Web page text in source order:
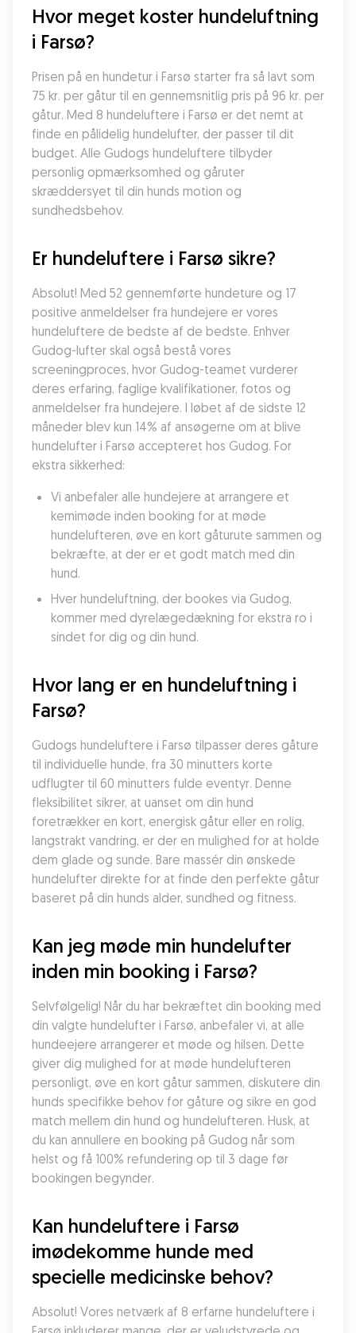
Hvor meget koster hundeluftning
i Farsø?
Prisen på en hundetur i Farsø starter fra så lavt som
75 kr. per gåtur til en gennemsnitlig pris på 96 kr. per
gåtur. Med 8 hundeluftere i Farsø er det nemt at
finde en pålidelig hundelufter, der passer til dit
budget. Alle Gudogs hundeluftere tilbyder
personlig opmærksomhed og gåruter
skræddersyet til din hunds motion og
sundhedsbehov.
Er hundeluftere i Farsø sikre?
Absolut! Med 52 gennemførte hundeture og 17
positive anmeldelser fra hundejere er vores
hundeluftere de bedste af de bedste. Enhver
Gudog-lufter skal også bestå vores
screeningproces, hvor Gudog-teamet vurderer
deres erfaring, faglige kvalifikationer, fotos og
anmeldelser fra hundejere. I løbet af de sidste 12
måneder blev kun 14% af ansøgerne om at blive
hundelufter i Farsø accepteret hos Gudog. For
ekstra sikkerhed:
Vi anbefaler alle hundejere at arrangere et
kemimøde inden booking for at møde
hundelufteren, øve en kort gåturute sammen og
bekræfte, at der er et godt match med din
hund.
Hver hundeluftning, der bookes via Gudog,
kommer med dyrelægedækning for ekstra ro i
sindet for dig og din hund.
Hvor lang er en hundeluftning i
Farsø?
Gudogs hundeluftere i Farsø tilpasser deres gåture
til individuelle hunde, fra 30 minutters korte
udflugter til 60 minutters fulde eventyr. Denne
fleksibilitet sikrer, at uanset om din hund
foretrækker en kort, energisk gåtur eller en rolig,
langstrakt vandring, er der en mulighed for at holde
dem glade og sunde. Bare massér din ønskede
hundelufter direkte for at finde den perfekte gåtur
baseret på din hunds alder, sundhed og fitness.
Kan jeg møde min hundelufter
inden min booking i Farsø?
Selvfølgelig! Når du har bekræftet din booking med
din valgte hundelufter i Farsø, anbefaler vi, at alle
hundeejere arrangerer et møde og hilsen. Dette
giver dig mulighed for at møde hundelufteren
personligt, øve en kort gåtur sammen, diskutere din
hunds specifikke behov for gåture og sikre en god
match mellem din hund og hundelufteren. Husk, at
du kan annullere en booking på Gudog når som
helst og få 100% refundering op til 3 dage før
bookingen begynder.
Kan hundeluftere i Farsø
imødekomme hunde med
specielle medicinske behov?
Absolut! Vores netværk af 8 erfarne hundeluftere i